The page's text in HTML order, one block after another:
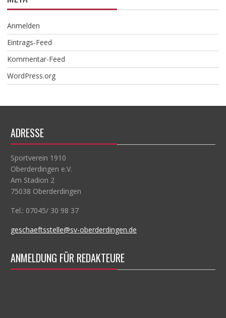
Anmelden
Eintrags-Feed
Kommentar-Feed
WordPress.org
ADRESSE
Sportverein 1910
Oberderdingen e.V.
Am Stadion 2
75038 Oberderdingen
Tel.: 07045/ 30 98 37
geschaeftsstelle@sv-oberderdingen.de
ANMELDUNG FÜR REDAKTEURE